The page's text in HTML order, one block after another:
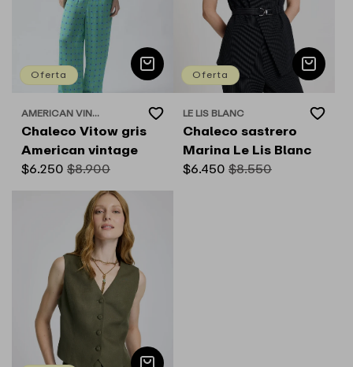
Oferta
Proveedor:
AMERICAN VIN...
Add
to
Chaleco Vitow gris
American vintage
Precio
$6.250 Precio
habitual
$8.900
Oferta
Proveedor:
LE LIS BLANC
Add
to
Chaleco sastrero
Marina Le Lis Blanc
Precio
$6.450 Precio
$8.550